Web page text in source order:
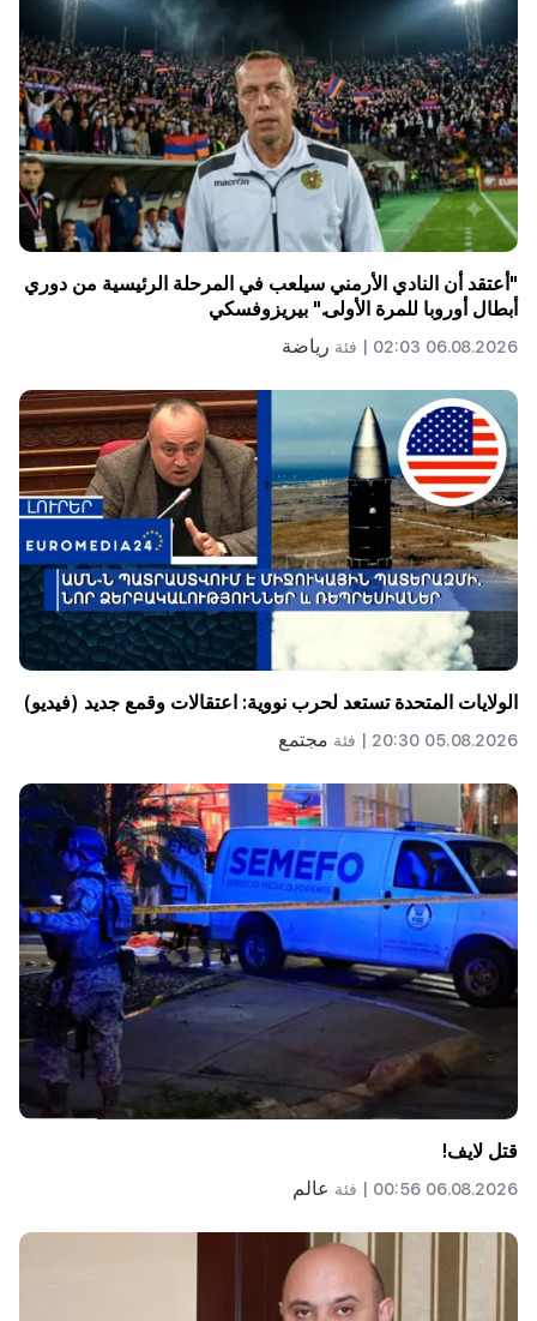
"أعتقد أن النادي الأرمني سيلعب في المرحلة الرئيسية من دوري
أبطال أوروبا للمرة الأولى." بيريزوفسكي
06.08.2026 02:03 | فئة رياضة
الولايات المتحدة تستعد لحرب نووية: اعتقالات وقمع جديد (فيديو)
05.08.2026 20:30 | فئة مجتمع
قتل لايف!
06.08.2026 00:56 | فئة عالم